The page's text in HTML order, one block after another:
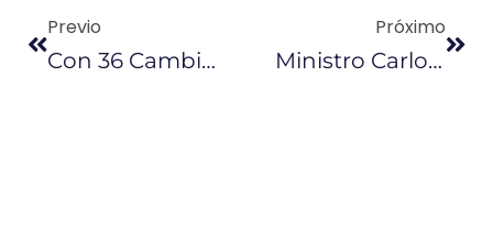
Previo
Con 36 Cambios Se Debate La Ley De Reactivación Económica
Próximo
Ministro Carlos Pérez: Es Favorable Extender El Acuerdo Entre La OPEP Y Varios Países Petroleros